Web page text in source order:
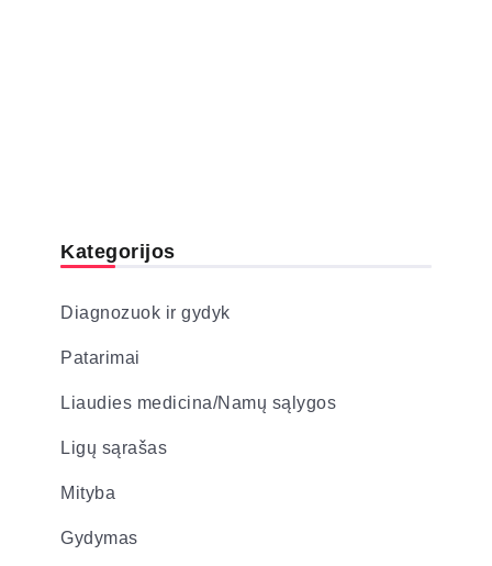
Kategorijos
Diagnozuok ir gydyk
Patarimai
Liaudies medicina/Namų sąlygos
Ligų sąrašas
Mityba
Gydymas